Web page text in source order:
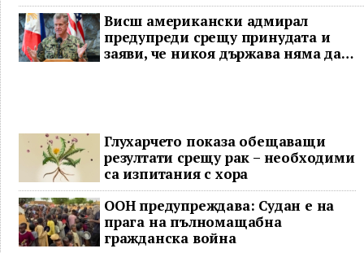
Висш американски адмирал
предупреди срещу принудата и
заяви, че никоя държава няма да
Глухарчето показа обещаващи
резултати срещу рак – необходими
са изпитания с хора
ООН предупреждава: Судан е на
прага на пълномащабна
гражданска война